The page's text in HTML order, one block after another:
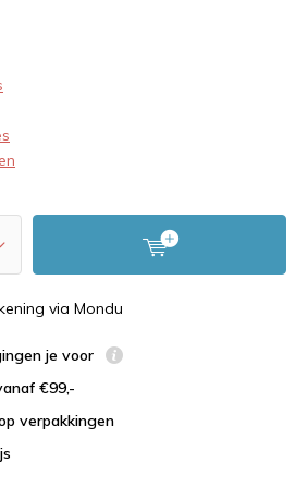
via Mondu
je voor
€99,-
verpakkingen